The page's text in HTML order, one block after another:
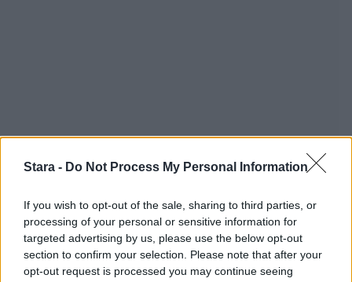
Stara - Do Not Process My Personal Information
If you wish to opt-out of the sale, sharing to third parties, or
processing of your personal or sensitive information for
targeted advertising by us, please use the below opt-out
section to confirm your selection. Please note that after your
opt-out request is processed you may continue seeing